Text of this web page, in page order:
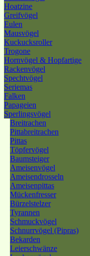
Hoatzine
Greifvögel
Eulen
Mausvögel
Kuckucksroller
Trogone
Hornvögel & Hopfartige
Rackenvögel
Spechtvögel
Seriemas
Falken
Papageien
Sperlingsvögel
Breitrachen
Pittabreitrachen
Pittas
Töpfervögel
Baumsteiger
Ameisenvögel
Ameisendrosseln
Ameisenpittas
Mückenfresser
Bürzelstelzer
Tyrannen
Schmuckvögel
Schnurrvögel (Pipras)
Bekarden
Leierschwänze